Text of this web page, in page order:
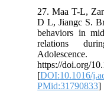
27. Maa T-L,
D L, Jiangc S.
behaviors in
relations
https://doi.org/
[DOI:10.1016/
PMid:31790833